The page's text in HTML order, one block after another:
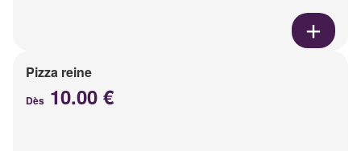
Pizza reine
Dès 10.00 €